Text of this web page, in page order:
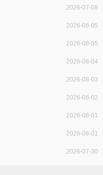
2026-07-08
2026-08-05
2026-08-05
2026-08-04
2026-08-03
2026-08-02
2026-08-01
2026-08-01
2026-07-30